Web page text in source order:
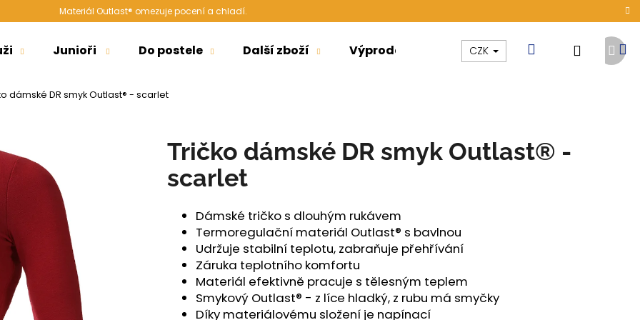
Materiál Outlast® omezuje pocení a chladí.
Junioři Do postele Další zboží Výprodej Kolekce Akce
CZK Hledat
dámské DR smyk Outlast® - scarlet
Tričko dámské DR smyk Outlast® -
scarlet
Dámské tričko s dlouhým rukávem
Termoregulační materiál Outlast® s bavlnou
Udržuje stabilní teplotu, zabraňuje přehřívání
Záruka teplotního komfortu
Materiál efektivně pracuje s tělesným teplem
Smykový Outlast® - z líce hladký, z rubu má smyčky
Díky materiálovému složení je napínací
Další
Doporučujeme
ŠORTKY HIGH LONG DÁMSKÉ TENKÉ ŠORTKY HIGH LONG DÁMSKÉ TENKÉ